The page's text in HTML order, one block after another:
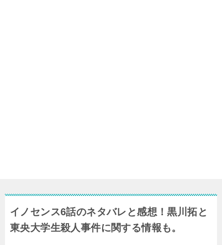
イノセンス6話のネタバレと感想！黒川拓と
東央大学生殺人事件に関する情報も。